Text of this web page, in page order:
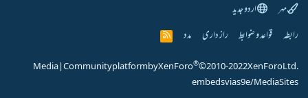
مہر
اردو جدید
رابطہ قواعد و ضوابط راز داری مدد
R
S
Community platform by XenForo®© 2010-2022 XenForo Ltd.
|
Media
embeds via s9e/MediaSites